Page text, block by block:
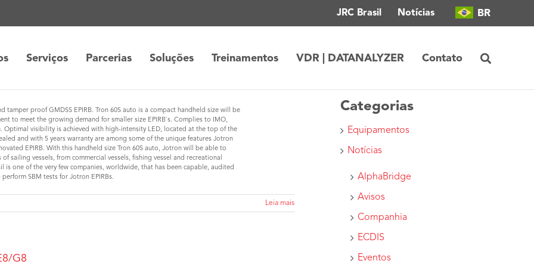
JRC Brasil Notícias BR
Serviços Parcerias Soluções Treinamentos VDR | DATANALYZER Contato
tamper proof GMDSS EPIRB. Tron 60S auto is a compact handheld size will be
to meet the growing demand for smaller size EPIRB`s. Complies to IMO,
Optimal visibility is achieved with high-intensity LED, located at the top of the
and with 5 years warranty are among some of the unique features Jotron
EPIRB. With this handheld size Tron 60S auto, Jotron will be able to
of sailing vessels, from commercial vessels, fishing vessel and recreational
is one of the very few companies, worldwide, that has been capable, audited
SBM tests for Jotron EPIRBs.
Leia mais
G8
Categorias
Equipamentos
Notícias
AlphaBridge
Avisos
Companhia
ECDIS
Eventos